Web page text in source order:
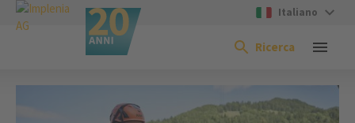
Italiano
Ricerca